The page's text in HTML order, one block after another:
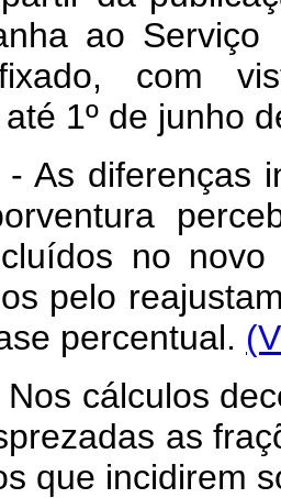
ao
com
1º de junho
As diferenças
no
pelo
percentual.
cálculos
as
que incidirem